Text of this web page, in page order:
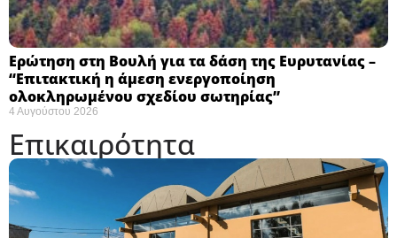
Ερώτηση στη Βουλή για τα δάση της Ευρυτανίας –
“Eπιτακτική η άμεση ενεργοποίηση
ολοκληρωμένου σχεδίου σωτηρίας”
4 Αυγούστου 2026
Επικαιρότητα